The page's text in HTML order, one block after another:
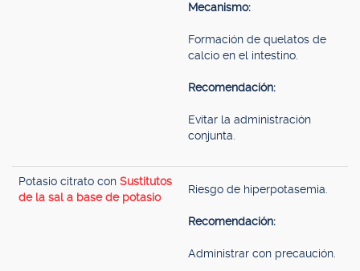
Mecanismo:
Formación de quelatos de
calcio en el intestino.
Recomendación:
Evitar la administración
conjunta.
Potasio citrato con Sustitutos
de la sal a base de potasio
Riesgo de hiperpotasemia.
Recomendación:
Administrar con precaución.